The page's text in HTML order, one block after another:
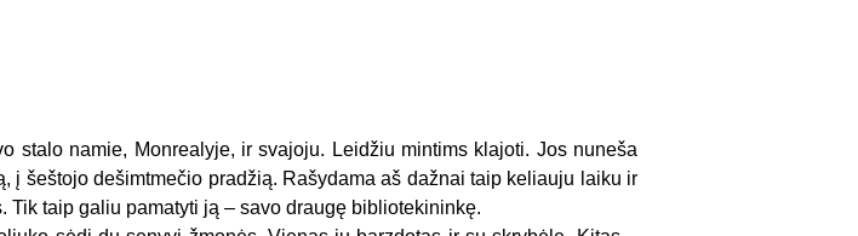
stalo namie, Monrealyje, ir svajoju. Leidžiu mintims klajoti. Jos nuneša
į šeštojo dešimtmečio pradžią. Rašydama aš dažnai taip keliauju laiku ir
Tik taip galiu pamatyti ją – savo draugę bibliotekininkę.